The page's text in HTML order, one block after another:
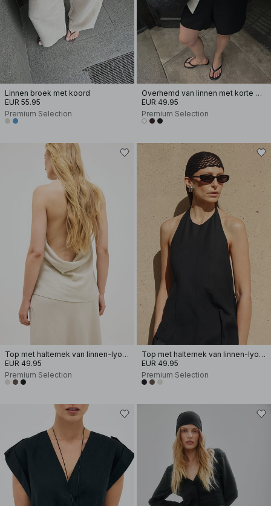
Linnen broek met koord
EUR 55.95
Premium Selection
Overhemd van linnen met korte mouwen
EUR 49.95
Premium Selection
Top met halternek van linnen-lyocellmix
EUR 49.95
Premium Selection
Top met halternek van linnen-lyocellmix
EUR 49.95
Premium Selection